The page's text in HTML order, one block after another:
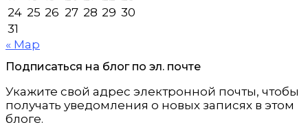
24 25 26 27 28 29 30
31
« Мар
Подписаться на блог по эл. почте
Укажите свой адрес электронной почты, чтобы
получать уведомления о новых записях в этом
блоге.